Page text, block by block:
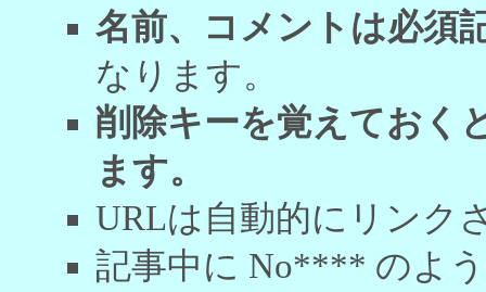
名前、コメントは必須
なります。
削除キーを覚えておく
ます。
URLは自動的にリンク
記事中に No**** のよ